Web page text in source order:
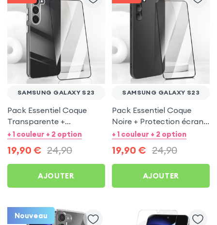
SAMSUNG GALAXY S23
Pack Essentiel Coque
Transparente +
Protection écran pour
+ 1 couleur + 2 option
19,90 € 24,90
AJOUTER
SAMSUNG GALAXY S23
Pack Essentiel Coque
Noire + Protection écran
pour Samsung Galaxy S23
+ 1 couleur + 2 option
19,90 € 24,90
AJOUTER
Nouveau